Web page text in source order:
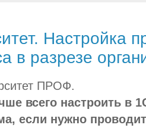
Настройка
в разрезе
ПРОФ.
всего настроить в
если нужно